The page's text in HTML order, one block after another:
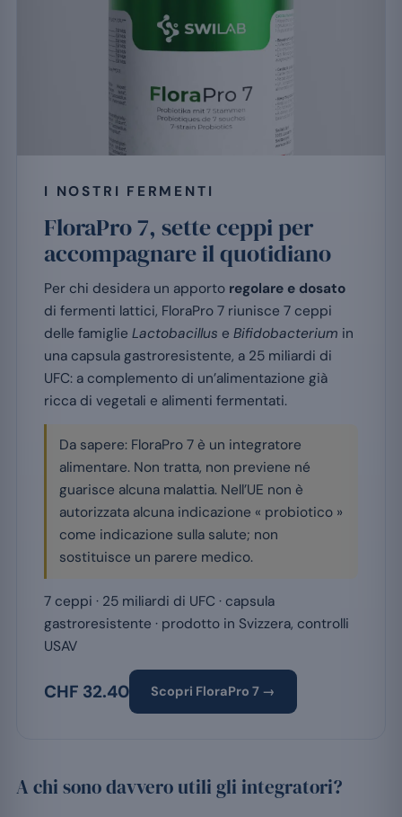
I NOSTRI FERMENTI
FloraPro 7, sette ceppi per
accompagnare il quotidiano
Per chi desidera un apporto regolare e dosato
di fermenti lattici, FloraPro 7 riunisce 7 ceppi
delle famiglie Lactobacillus e Bifidobacterium in
una capsula gastroresistente, a 25 miliardi di
UFC: a complemento di un’alimentazione già
ricca di vegetali e alimenti fermentati.
Da sapere: FloraPro 7 è un integratore
alimentare. Non tratta, non previene né
guarisce alcuna malattia. Nell’UE non è
autorizzata alcuna indicazione « probiotico »
come indicazione sulla salute; non
sostituisce un parere medico.
7 ceppi · 25 miliardi di UFC · capsula
gastroresistente · prodotto in Svizzera, controlli
USAV
CHF 32.40 Scopri FloraPro 7 →
A chi sono davvero utili gli integratori?